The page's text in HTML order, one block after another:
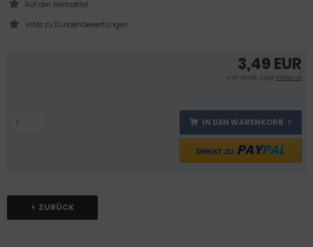
3,49 EUR
inkl .MwSt., zzgl.Versand
IN DEN WARENKORB
DIREKT ZU PAYPAL
ZURÜCK
Infos zu Kundenbewertungen